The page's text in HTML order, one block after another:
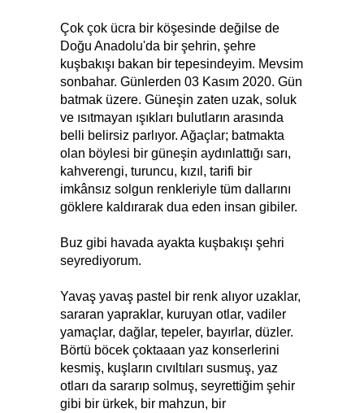
Çok çok ücra bir köşesinde değilse de
Doğu Anadolu'da bir şehrin, şehre
kuşbakışı bakan bir tepesindeyim. Mevsim
sonbahar. Günlerden 03 Kasım 2020. Gün
batmak üzere. Güneşin zaten uzak, soluk
ve ısıtmayan ışıkları bulutların arasında
belli belirsiz parlıyor. Ağaçlar; batmakta
olan böylesi bir güneşin aydınlattığı sarı,
kahverengi, turuncu, kızıl, tarifi bir
imkânsız solgun renkleriyle tüm dallarını
göklere kaldırarak dua eden insan gibiler.
Buz gibi havada ayakta kuşbakışı şehri
seyrediyorum.
Yavaş yavaş pastel bir renk alıyor uzaklar,
sararan yapraklar, kuruyan otlar, vadiler
yamaçlar, dağlar, tepeler, bayırlar, düzler.
Börtü böcek çoktaaan yaz konserlerini
kesmiş, kuşların cıvıltıları susmuş, yaz
otları da sararıp solmuş, seyrettiğim şehir
gibi bir ürkek, bir mahzun, bir